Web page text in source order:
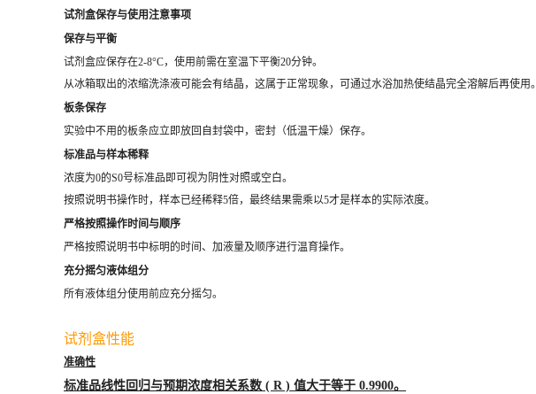
试剂盒保存与使用注意事项
保存与平衡
试剂盒应保存在2-8°C，使用前需在室温下平衡20分钟。
从冰箱取出的浓缩洗涤液可能会有结晶，这属于正常现象，可通过水浴加热使结晶完全溶解后再使用。
板条保存
实验中不用的板条应立即放回自封袋中，密封（低温干燥）保存。
标准品与样本稀释
浓度为0的S0号标准品即可视为阴性对照或空白。
按照说明书操作时，样本已经稀释5倍，最终结果需乘以5才是样本的实际浓度。
严格按照操作时间与顺序
严格按照说明书中标明的时间、加液量及顺序进行温育操作。
充分摇匀液体组分
所有液体组分使用前应充分摇匀。
试剂盒性能
准确性
标准品线性回归与预期浓度相关系数 ( R ) 值大于等于 0.9900。